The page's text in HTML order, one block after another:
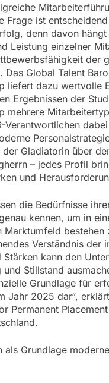
Frage ist
denn davon
Leistung einzelner
der
Das Global Talent
liefert dazu wertvolle
Ergebnissen der
mehrere
Verantwortlichen
Gladiatorin über
– jedes Profil
und
die Bedürfnisse
kennen, um in
Marktumfeld bestehen
Verständnis der
Stärken kann den
Stillstand
Grundlage für
Jahr 2025 dar“,
Permanent
als Grundlage